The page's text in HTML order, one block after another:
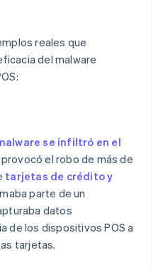
reales que
del malware
se infiltró en el
el robo de más de
tarjetas de crédito y
parte de un
datos
de los dispositivos POS a
tarjetas.